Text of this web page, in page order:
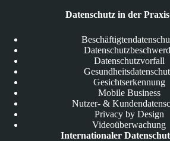
Datenschutz in der Praxis
Datenschutzvorfall
Gesichtserkennung
Mobile Business
Nutzer- &
Privacy by Design
Videoüberwachung
Internationaler